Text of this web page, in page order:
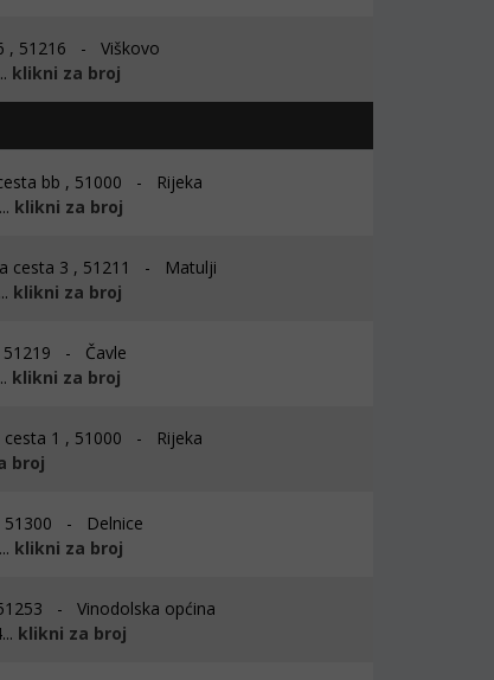
, 51216 - Viškovo
klikni za broj
bb , 51000 - Rijeka
klikni za broj
cesta 3 , 51211 - Matulji
klikni za broj
51219 - Čavle
klikni za broj
cesta 1 , 51000 - Rijeka
broj
51300 - Delnice
klikni za broj
- Vinodolska općina
klikni za broj